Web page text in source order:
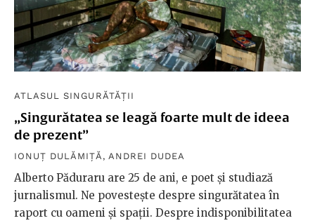
ATLASUL SINGURĂTĂȚII
„Singurătatea se leagă foarte mult de ideea
de prezent”
IONUȚ DULĂMIȚĂ , ANDREI DUDEA
Alberto Păduraru are 25 de ani, e poet și studiază
jurnalismul. Ne povestește despre singurătatea în
raport cu oameni și spații. Despre indisponibilitatea